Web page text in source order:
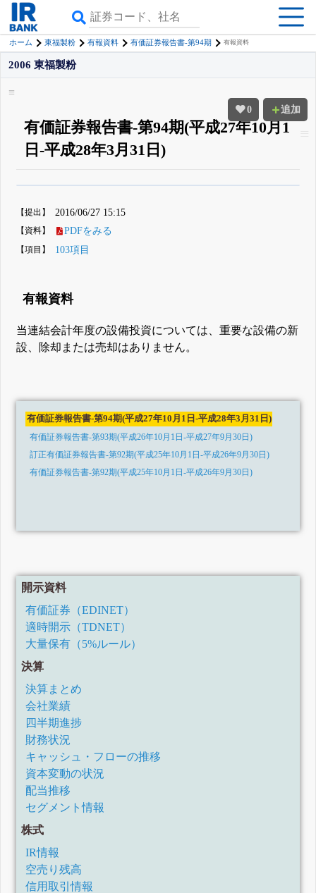
ホーム 東福製粉 有報資料 有価証券報告書-第94期 有報資料
0 追加
2006 東福製粉
有価証券報告書-第94期(平成27年10月1
日-平成28年3月31日)
詳しく見られる無料でβ版をはじめる
登録すると永久30%OFFと米株版の先行利用も付きます
【提出】 2016/06/27 15:15
【資料】 PDFをみる
【項目】 103項目
有報資料
当連結会計年度の設備投資については、重要な設備の新
設、除却または売却はありません。
有価証券報告書-第94期(平成27年10月1日-平成28年3月31日)
有価証券報告書-第93期(平成26年10月1日-平成27年9月30日)
訂正有価証券報告書-第92期(平成25年10月1日-平成26年9月30日)
有価証券報告書-第92期(平成25年10月1日-平成26年9月30日)
開示資料
有価証券（EDINET）
適時開示（TDNET）
大量保有（5%ルール）
決算
決算まとめ
会社業績
四半期進捗
財務状況
キャッシュ・フローの推移
資本変動の状況
配当推移
セグメント情報
株式
IR情報
空売り残高
信用取引情報